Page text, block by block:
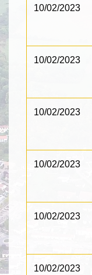
10/02/2023
10/02/2023
10/02/2023
10/02/2023
10/02/2023
10/02/2023